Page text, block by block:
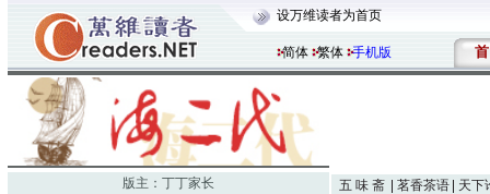
设万维读者为首页
简体 繁体 手机版 首
版主： 丁丁家长 五 味 斋 茗香茶语
天下